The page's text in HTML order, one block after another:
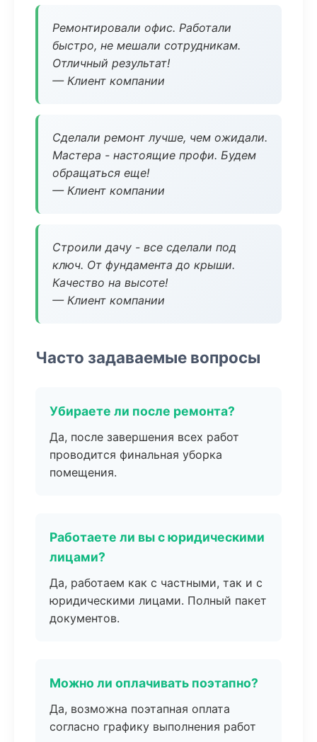
Ремонтировали офис. Работали
быстро, не мешали сотрудникам.
Отличный результат!
— Клиент компании
Сделали ремонт лучше, чем ожидали.
Мастера - настоящие профи. Будем
обращаться еще!
— Клиент компании
Строили дачу - все сделали под
ключ. От фундамента до крыши.
Качество на высоте!
— Клиент компании
Часто задаваемые вопросы
Убираете ли после ремонта?
Да, после завершения всех работ
проводится финальная уборка
помещения.
Работаете ли вы с юридическими
лицами?
Да, работаем как с частными, так и с
юридическими лицами. Полный пакет
документов.
Можно ли оплачивать поэтапно?
Да, возможна поэтапная оплата
согласно графику выполнения работ